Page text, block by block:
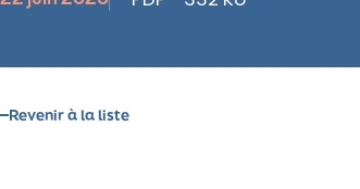
Revenir à la liste